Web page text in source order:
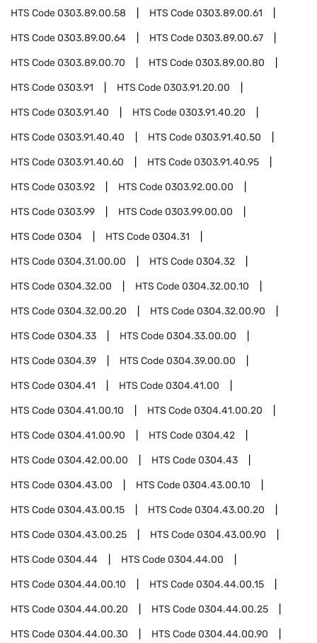
HTS Code0303.89.00.58 HTS Code0303.89.00.61
HTS Code0303.89.00.64 HTS Code0303.89.00.67
HTS Code0303.89.00.70 HTS Code0303.89.00.80
HTS Code0303.91 HTS Code0303.91.20.00
HTS Code0303.91.40 HTS Code0303.91.40.20
HTS Code0303.91.40.40 HTS Code0303.91.40.50
HTS Code0303.91.40.60 HTS Code0303.91.40.95
HTS Code0303.92 HTS Code0303.92.00.00
HTS Code0303.99 HTS Code0303.99.00.00
HTS Code0304 HTS Code0304.31
HTS Code0304.31.00.00 HTS Code0304.32
HTS Code0304.32.00 HTS Code0304.32.00.10
HTS Code0304.32.00.20 HTS Code0304.32.00.90
HTS Code0304.33 HTS Code0304.33.00.00
HTS Code0304.39 HTS Code0304.39.00.00
HTS Code0304.41 HTS Code0304.41.00
HTS Code0304.41.00.10 HTS Code0304.41.00.20
HTS Code0304.41.00.90 HTS Code0304.42
HTS Code0304.42.00.00 HTS Code0304.43
HTS Code0304.43.00 HTS Code0304.43.00.10
HTS Code0304.43.00.15 HTS Code0304.43.00.20
HTS Code0304.43.00.25 HTS Code0304.43.00.90
HTS Code0304.44 HTS Code0304.44.00
HTS Code0304.44.00.10 HTS Code0304.44.00.15
HTS Code0304.44.00.20 HTS Code0304.44.00.25
HTS Code0304.44.00.30 HTS Code0304.44.00.90